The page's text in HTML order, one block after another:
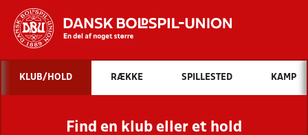
Hvad vil du søge efter?
INDHOLD OG NYHEDER
STILLINGER, RESULTATER, KLUBBER OG
KLUB/HOLD RÆKKE SPILLESTED KAMP
Find en klub eller et hold